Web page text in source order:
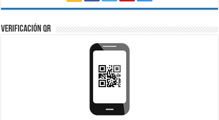
VERIFICACIÓN QR